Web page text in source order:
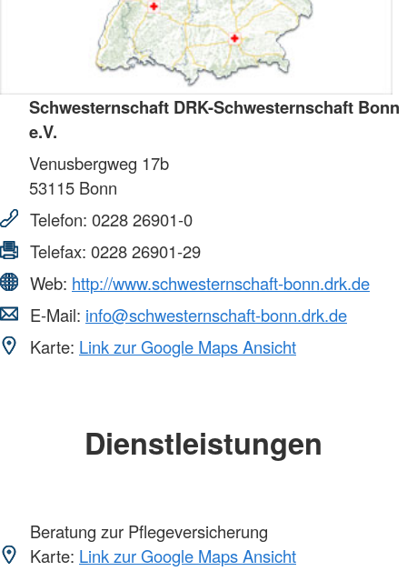
Schwesternschaft DRK-Schwesternschaft Bonn
e.V.
Venusbergweg 17b
53115 Bonn
Telefon: 0228 26901-0
Telefax: 0228 26901-29
Web: http://www.schwesternschaft-bonn.drk.de
E-Mail: info@schwesternschaft-bonn.drk.de
Karte: Link zur Google Maps Ansicht
Dienstleistungen
Beratung zur Pflegeversicherung
Karte: Link zur Google Maps Ansicht